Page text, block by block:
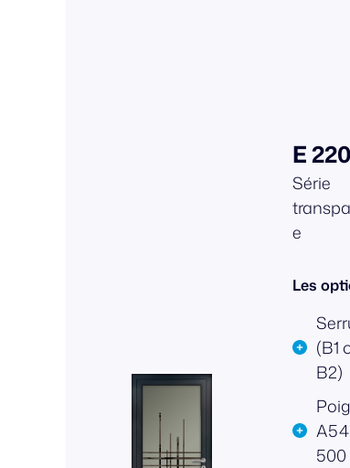
E
Série
e
Les
(B1
B2)